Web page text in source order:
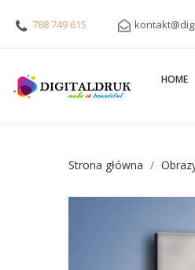
788 749 615
HOME
Strona główna